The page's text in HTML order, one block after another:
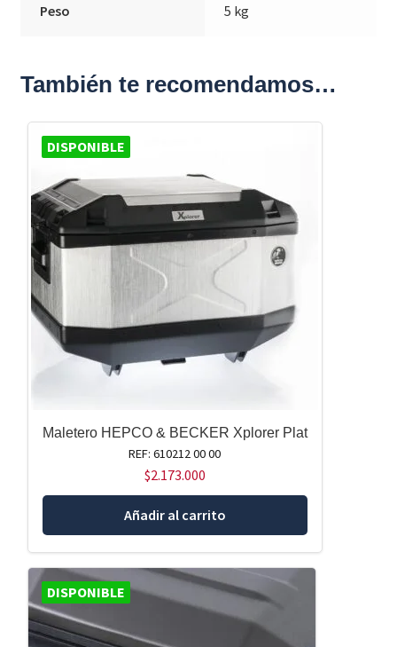
Peso 5 kg
También te recomendamos…
DISPONIBLE
Maletero HEPCO & BECKER Xplorer Plat
REF: 610212 00 00
$2.173.000
Añadir al carrito
DISPONIBLE